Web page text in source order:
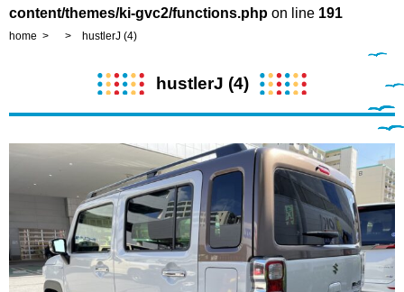
content/themes/ki-gvc2/functions.php on line 191
home hustlerJ (4)
hustlerJ (4)